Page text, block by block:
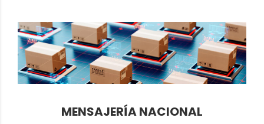
MENSAJERÍA NACIONAL